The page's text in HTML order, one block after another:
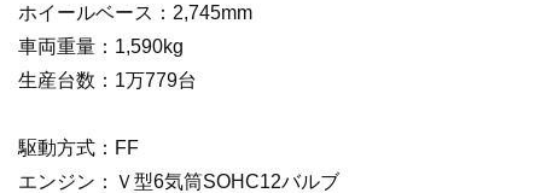
ホイールベース：2,745mm
車両重量：1,590kg
生産台数：1万779台
駆動方式：FF
エンジン：Ｖ型6気筒SOHC12バルブ